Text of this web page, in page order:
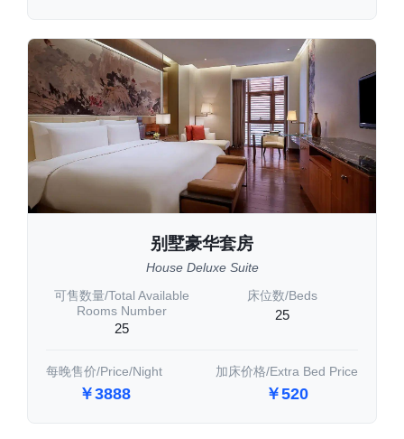
别墅豪华套房
House Deluxe Suite
可售数量/Total Available
Rooms Number
25
床位数/Beds
25
每晚售价/Price/Night
￥3888
加床价格/Extra Bed Price
￥520